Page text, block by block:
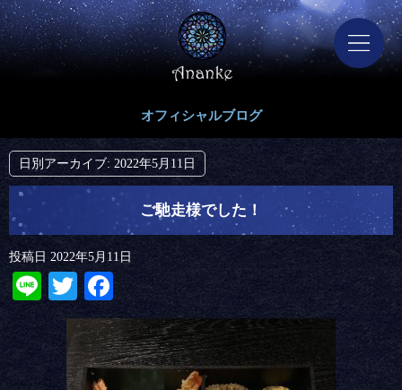
オフィシャルブログ
日別アーカイブ: 2022年5月11日
ご馳走様でした！
投稿日 2022年5月11日
LineTwitter
Facebook